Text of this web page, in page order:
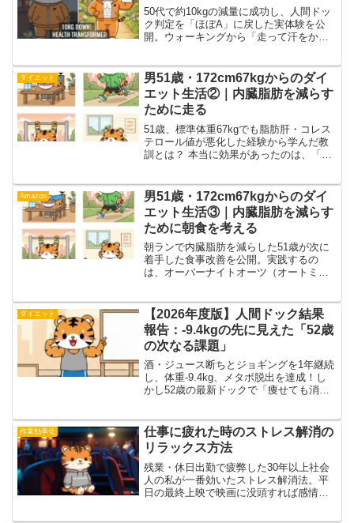
50代で約10kgの減量に成功し、人間ドッ
ク判定を「ほぼA」に戻した実体験を公
開。ウォーキングから「走って汗をか
で、血圧やコレステロール値を劇的に改
善した具体的な取り組みを紹介します。
50代からでも努力で「より良い明日」は
迎えられます！
ダイエット
男51歳・172cm67kgからのダイ
エット生活②｜内臓脂肪を減らす
ために走る
51歳、標準体重67kgでも脂肪肝・コレス
テロール値が悪化した経験から学んだ教
訓とは？ 本当に効果があったのは、「走
食事（初期の朝食）まで、内臓脂肪を燃
やし尽くす方法を実体験に基づいて解説
します。
Amazon
男51歳・172cm67kgからのダイ
エット生活③｜内臓脂肪を減らす
ために朝食を考える
朝ランで内臓脂肪を減らした51歳が次に
着手した食事改善を公開。実践するの
は、オーバーナイトオーツ（オートミー
ら卒業し、内臓脂肪を増やさず、血糖値
コントロールにも役立つ食事の考え方を
実体験ベースで解説します。
ダイエット
【2026年度版】人間ドック結果
報告：-9.4kgの先に見えた「52歳
の次なる課題」
酒・ジュース断ちとジョギングを1年継続
し、体重-9.4kg、メタボ脱出を達成！し
かし52歳の最新ドックで「痩せても消え
ク質不足など、実体験から見えた改善策
と筋トレ目標を全公開します。
作業効率化
仕事に疲れた時のストレス解消の
リラックス方法
残業・休日出勤で疲弊した30年以上社会
人の私が一番効いたストレス解消法。平
日の最終上映で映画に没頭すれば感情が